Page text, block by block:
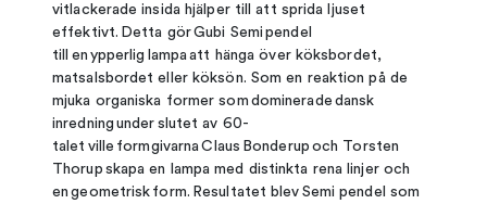
vitlackerade insida hjälper till att sprida ljuset
effektivt. Detta gör Gubi Semi pendel
till en ypperlig lampa att hänga över köksbordet,
matsalsbordet eller köksön. Som en reaktion på de
mjuka organiska former som dominerade dansk
inredning under slutet av 60-
talet ville formgivarna Claus Bonderup och Torsten
Thorup skapa en lampa med distinkta rena linjer och
en geometrisk form. Resultatet blev Semi pendel som